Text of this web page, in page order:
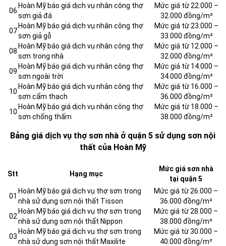
06
Hoàn Mỹ báo giá dịch vụ nhân công thợ
sơn giả đá
Mức giá từ 22.000 –
32.000 đồng/m²
07
Hoàn Mỹ báo giá dịch vụ nhân công thợ
sơn giả gỗ
Mức giá từ 23.000 –
33.000 đồng/m²
08
Hoàn Mỹ báo giá dịch vụ nhân công thợ
sơn trong nhà
Mức giá từ 12.000 –
32.000 đồng/m²
09
Hoàn Mỹ báo giá dịch vụ nhân công thợ
sơn ngoài trời
Mức giá từ 14.000 –
34.000 đồng/m²
10
Hoàn Mỹ báo giá dịch vụ nhân công thợ
sơn cẩm thạch
Mức giá từ 16.000 –
36.000 đồng/m²
10
Hoàn Mỹ báo giá dịch vụ nhân công thợ
sơn chống thấm
Mức giá từ 18.000 –
38.000 đồng/m²
Bảng giá dịch vụ thợ sơn nhà ở quận 5 sử dụng sơn nội
thất của Hoàn Mỹ
Stt Hạng mục
Mức giá sơn nhà
tại quận 5
01
Hoàn Mỹ báo giá dịch vụ thợ sơn trong
nhà sử dụng sơn nội thất Tisson
Mức giá từ 26.000 –
36.000 đồng/m²
02
Hoàn Mỹ báo giá dịch vụ thợ sơn trong
nhà sử dụng sơn nội thất Nippon
Mức giá từ 28.000 –
38.000 đồng/m²
03
Hoàn Mỹ báo giá dịch vụ thợ sơn trong
nhà sử dụng sơn nội thất Maxilite
Mức giá từ 30.000 –
40.000 đồng/m²